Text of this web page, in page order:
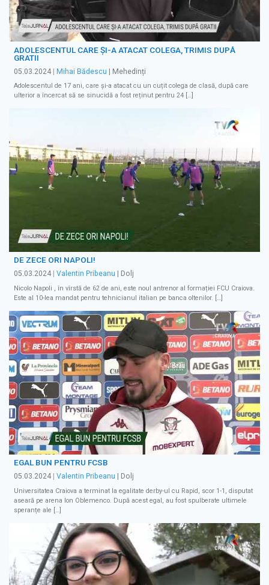
ADOLESCENTUL CARE ȘI-A ATACAT COLEGA, TRIMIS DUPĂ
GRATII
05.03.2024 | Mihai Bădescu | Mehedinți
Adolescentul de 17 ani, care și-a atacat cu un cuțit colega de clasă, după care
ulterior a încercat să se sinucidă a fost reținut pentru 24 […]
DE ZECE ORI NAPOLI!
05.03.2024 Valentin Pribeanu | Dolj
Nicolo Napoli , în vîrstă de 62 de ani, este noul antrenor al formației FCU Craiova.
Este al 10-lea mandat pentru tehnicianul italian pe banca oltenilor. […]
EGAL BUN PENTRU FCSB
05.03.2024 Valentin Pribeanu | Dolj
Universitatea Craiova a terminat la egalitate derby-ul cu Rapid, scor 1-1, disputat
aseară pe arena Ion Oblemenco. După acest egal, au fost spulberate ultimele
speranțe ale […]